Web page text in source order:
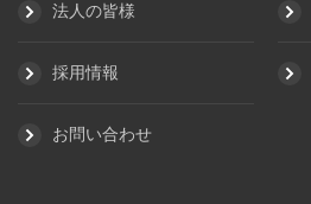
法人の皆様
採用情報
お問い合わせ